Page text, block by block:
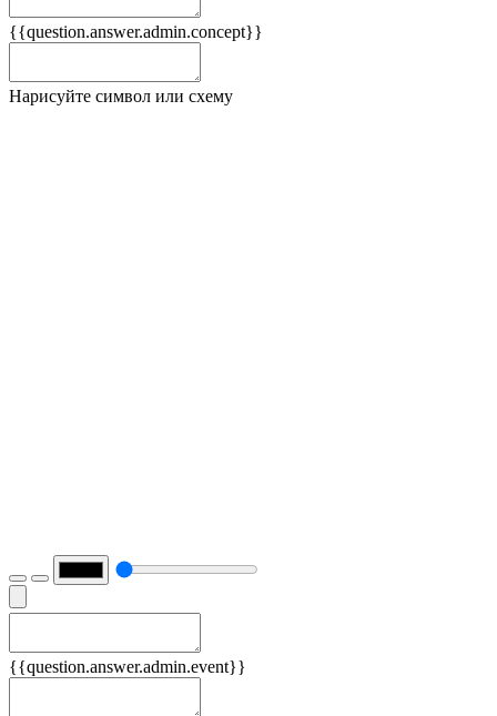
{{question.answer.admin.concept}}
Нарисуйте символ или схему
{{question.answer.admin.event}}